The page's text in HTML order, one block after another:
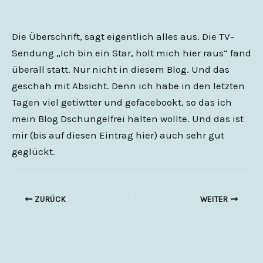
Die Überschrift, sagt eigentlich alles aus. Die TV-
Sendung „Ich bin ein Star, holt mich hier raus“ fand
überall statt. Nur nicht in diesem Blog. Und das
geschah mit Absicht. Denn ich habe in den letzten
Tagen viel getiwtter und gefacebookt, so das ich
mein Blog Dschungelfrei halten wollte. Und das ist
mir (bis auf diesen Eintrag hier) auch sehr gut
geglückt.
ZURÜCK WEITER